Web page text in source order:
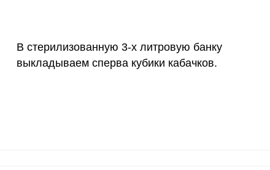
В стерилизованную 3-х литровую банку
выкладываем сперва кубики кабачков.